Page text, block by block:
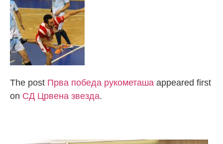
The post Прва победа рукометаша appeared first
on СД Црвена звезда.